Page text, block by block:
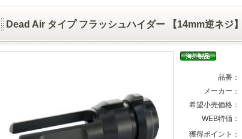
Dead Air タイプ フラッシュハイダー 【14mm逆ネジ
品番：
メーカー：
希望小売価格：
WEB特価：
獲得ポイント：